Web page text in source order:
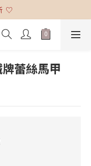
付款及海外配送) ♡
♡
付款及海外配送) ♡
蕾絲馬甲